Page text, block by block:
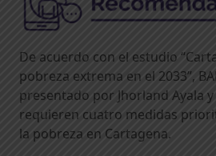
De acuerdo con el estudio
pobreza extrema en el 2033”,
presentado por Jhorland Ayala
requieren cuatro medidas
la pobreza en Cartagena.